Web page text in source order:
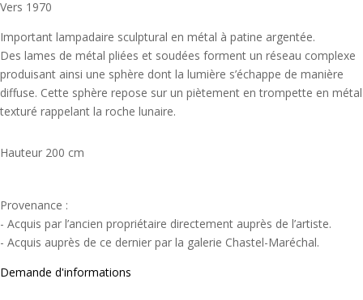
Vers 1970
Important lampadaire sculptural en métal à patine argentée.
Des lames de métal pliées et soudées forment un réseau complexe
produisant ainsi une sphère dont la lumière s’échappe de manière
diffuse. Cette sphère repose sur un piètement en trompette en métal
texturé rappelant la roche lunaire.
Hauteur 200 cm
Provenance :
- Acquis par l’ancien propriétaire directement auprès de l’artiste.
- Acquis auprès de ce dernier par la galerie Chastel-Maréchal.
Demande d'informations